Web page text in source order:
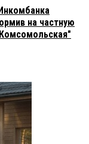
на частную